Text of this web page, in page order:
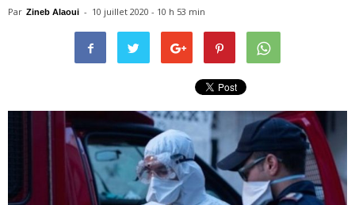
Par Zineb Alaoui - 10 juillet 2020 - 10 h 53 min